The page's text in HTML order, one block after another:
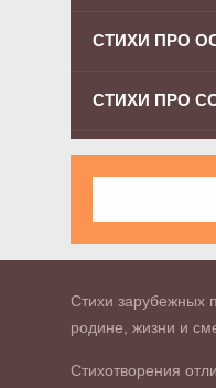
СТИХИ ПРО
СТИХИ ПРО
Стихи зарубежных
родине, жизни и
Стихотворения